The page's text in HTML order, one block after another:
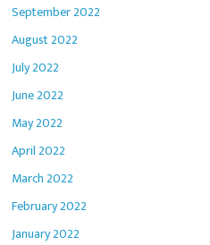
September 2022
August 2022
July 2022
June 2022
May 2022
April 2022
March 2022
February 2022
January 2022